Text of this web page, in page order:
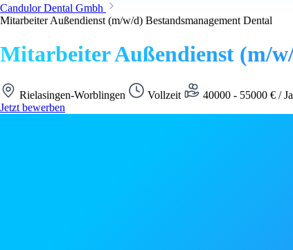
Candulor Dental Gmbh
Mitarbeiter Außendienst (m/w/d) Bestandsmanagement Dental
Mitarbeiter Außendienst (m/
Rielasingen-Worblingen Vollzeit 40000 - 55000 € /
Jetzt bewerben